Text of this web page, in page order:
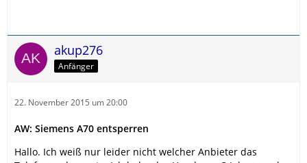
akup276
Anfänger
22. November 2015 um 20:00
AW: Siemens A70 entsperren
Hallo. Ich weiß nur leider nicht welcher Anbieter das